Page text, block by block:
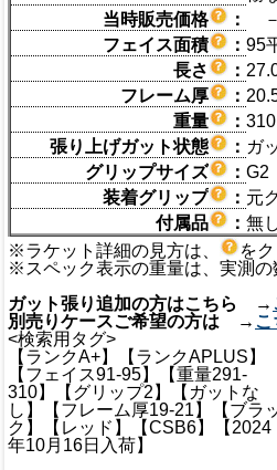
当時販売価格
：
－
フェイス面積
： 95
長さ
：
フレーム厚
：
重量
：
張り上げガット状態
： ガ
グリップサイズ
： G2
装着グリップ
： 元
付属品
： 無
※ラケット詳細の見方は、
を
※スペック表示の重量は、実測の
ガット張り追加の方はこちら →
別売りケースご希望の方は → こ
<検索用タグ>
【ランクA+】【ランクAPLUS】
【フェイス91-95】【重量291-
310】【グリップ2】【ガットな
し】【フレーム厚19-21】【ブラ
ク】【レッド】【CSB6】【2024
年10月16日入荷】